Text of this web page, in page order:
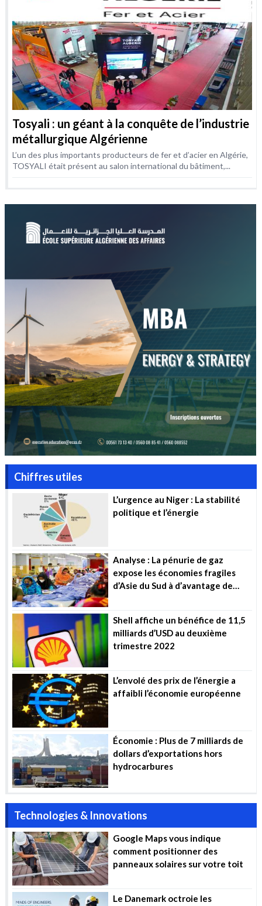
Tosyali : un géant à la conquête de l’industrie
métallurgique Algérienne
L’un des plus importants producteurs de fer et d’acier en Algérie,
TOSYALI était présent au salon international du bâtiment,...
Chiffres utiles
L’urgence au Niger : La stabilité
politique et l’énergie
Analyse : La pénurie de gaz
expose les économies fragiles
d’Asie du Sud à d’avantage de
Shell affiche un bénéfice de 11,5
milliards d’USD au deuxième
trimestre 2022
L’envolé des prix de l’énergie a
affaibli l’économie européenne
Économie : Plus de 7 milliards de
dollars d’exportations hors
hydrocarbures
Technologies & Innovations
Google Maps vous indique
comment positionner des
panneaux solaires sur votre toit
Le Danemark octroie les